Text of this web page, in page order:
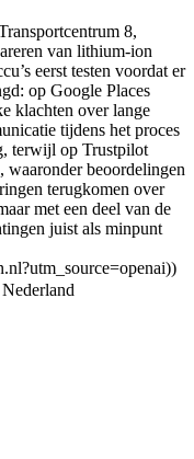
8,
van lithium-ion
eerst testen voordat er
op Google Places
klachten over lange
tijdens het proces
terwijl op Trustpilot
waaronder beoordelingen
terugkomen over
met een deel van de
juist als minpunt